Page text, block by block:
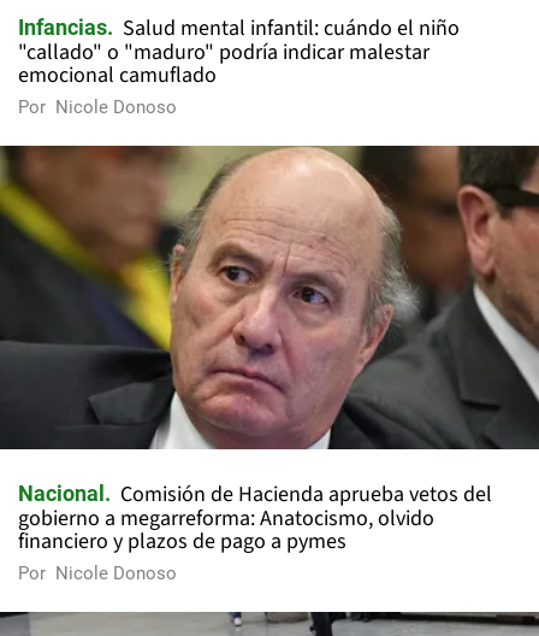
Infancias
Salud mental infantil: cuándo el niño
"callado" o "maduro" podría indicar malestar
emocional camuflado
Por Nicole Donoso
Nacional
Comisión de Hacienda aprueba vetos del
gobierno a megarreforma: Anatocismo, olvido
financiero y plazos de pago a pymes
Por Nicole Donoso